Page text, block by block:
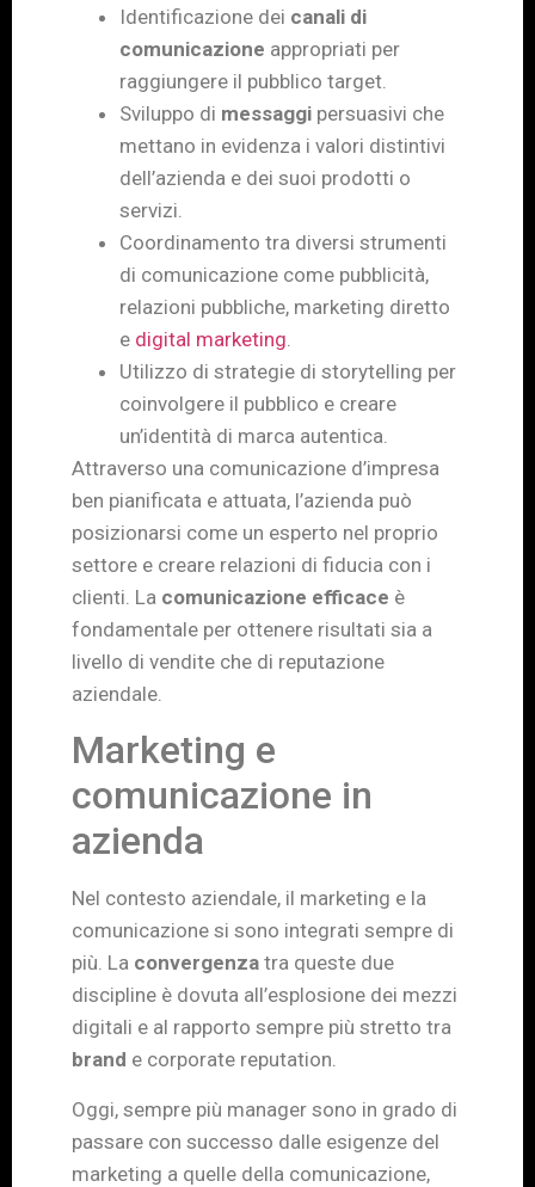
Identificazione dei canali di
comunicazione appropriati per
raggiungere il pubblico target.
Sviluppo di messaggi persuasivi che
mettano in evidenza i valori distintivi
dell’azienda e dei suoi prodotti o
servizi.
Coordinamento tra diversi strumenti
di comunicazione come pubblicità,
relazioni pubbliche, marketing diretto
e digital marketing
Utilizzo di strategie di storytelling per
coinvolgere il pubblico e creare
un’identità di marca autentica.
Attraverso una comunicazione d’impresa
ben pianificata e attuata, l’azienda può
posizionarsi come un esperto nel proprio
settore e creare relazioni di fiducia con i
clienti. La comunicazione efficace è
fondamentale per ottenere risultati sia a
livello di vendite che di reputazione
aziendale.
Marketing e
comunicazione in
azienda
Nel contesto aziendale, il marketing e la
comunicazione si sono integrati sempre di
più. La convergenza tra queste due
discipline è dovuta all’esplosione dei mezzi
digitali e al rapporto sempre più stretto tra
brand e corporate reputation.
Oggi, sempre più manager sono in grado di
passare con successo dalle esigenze del
marketing a quelle della comunicazione,